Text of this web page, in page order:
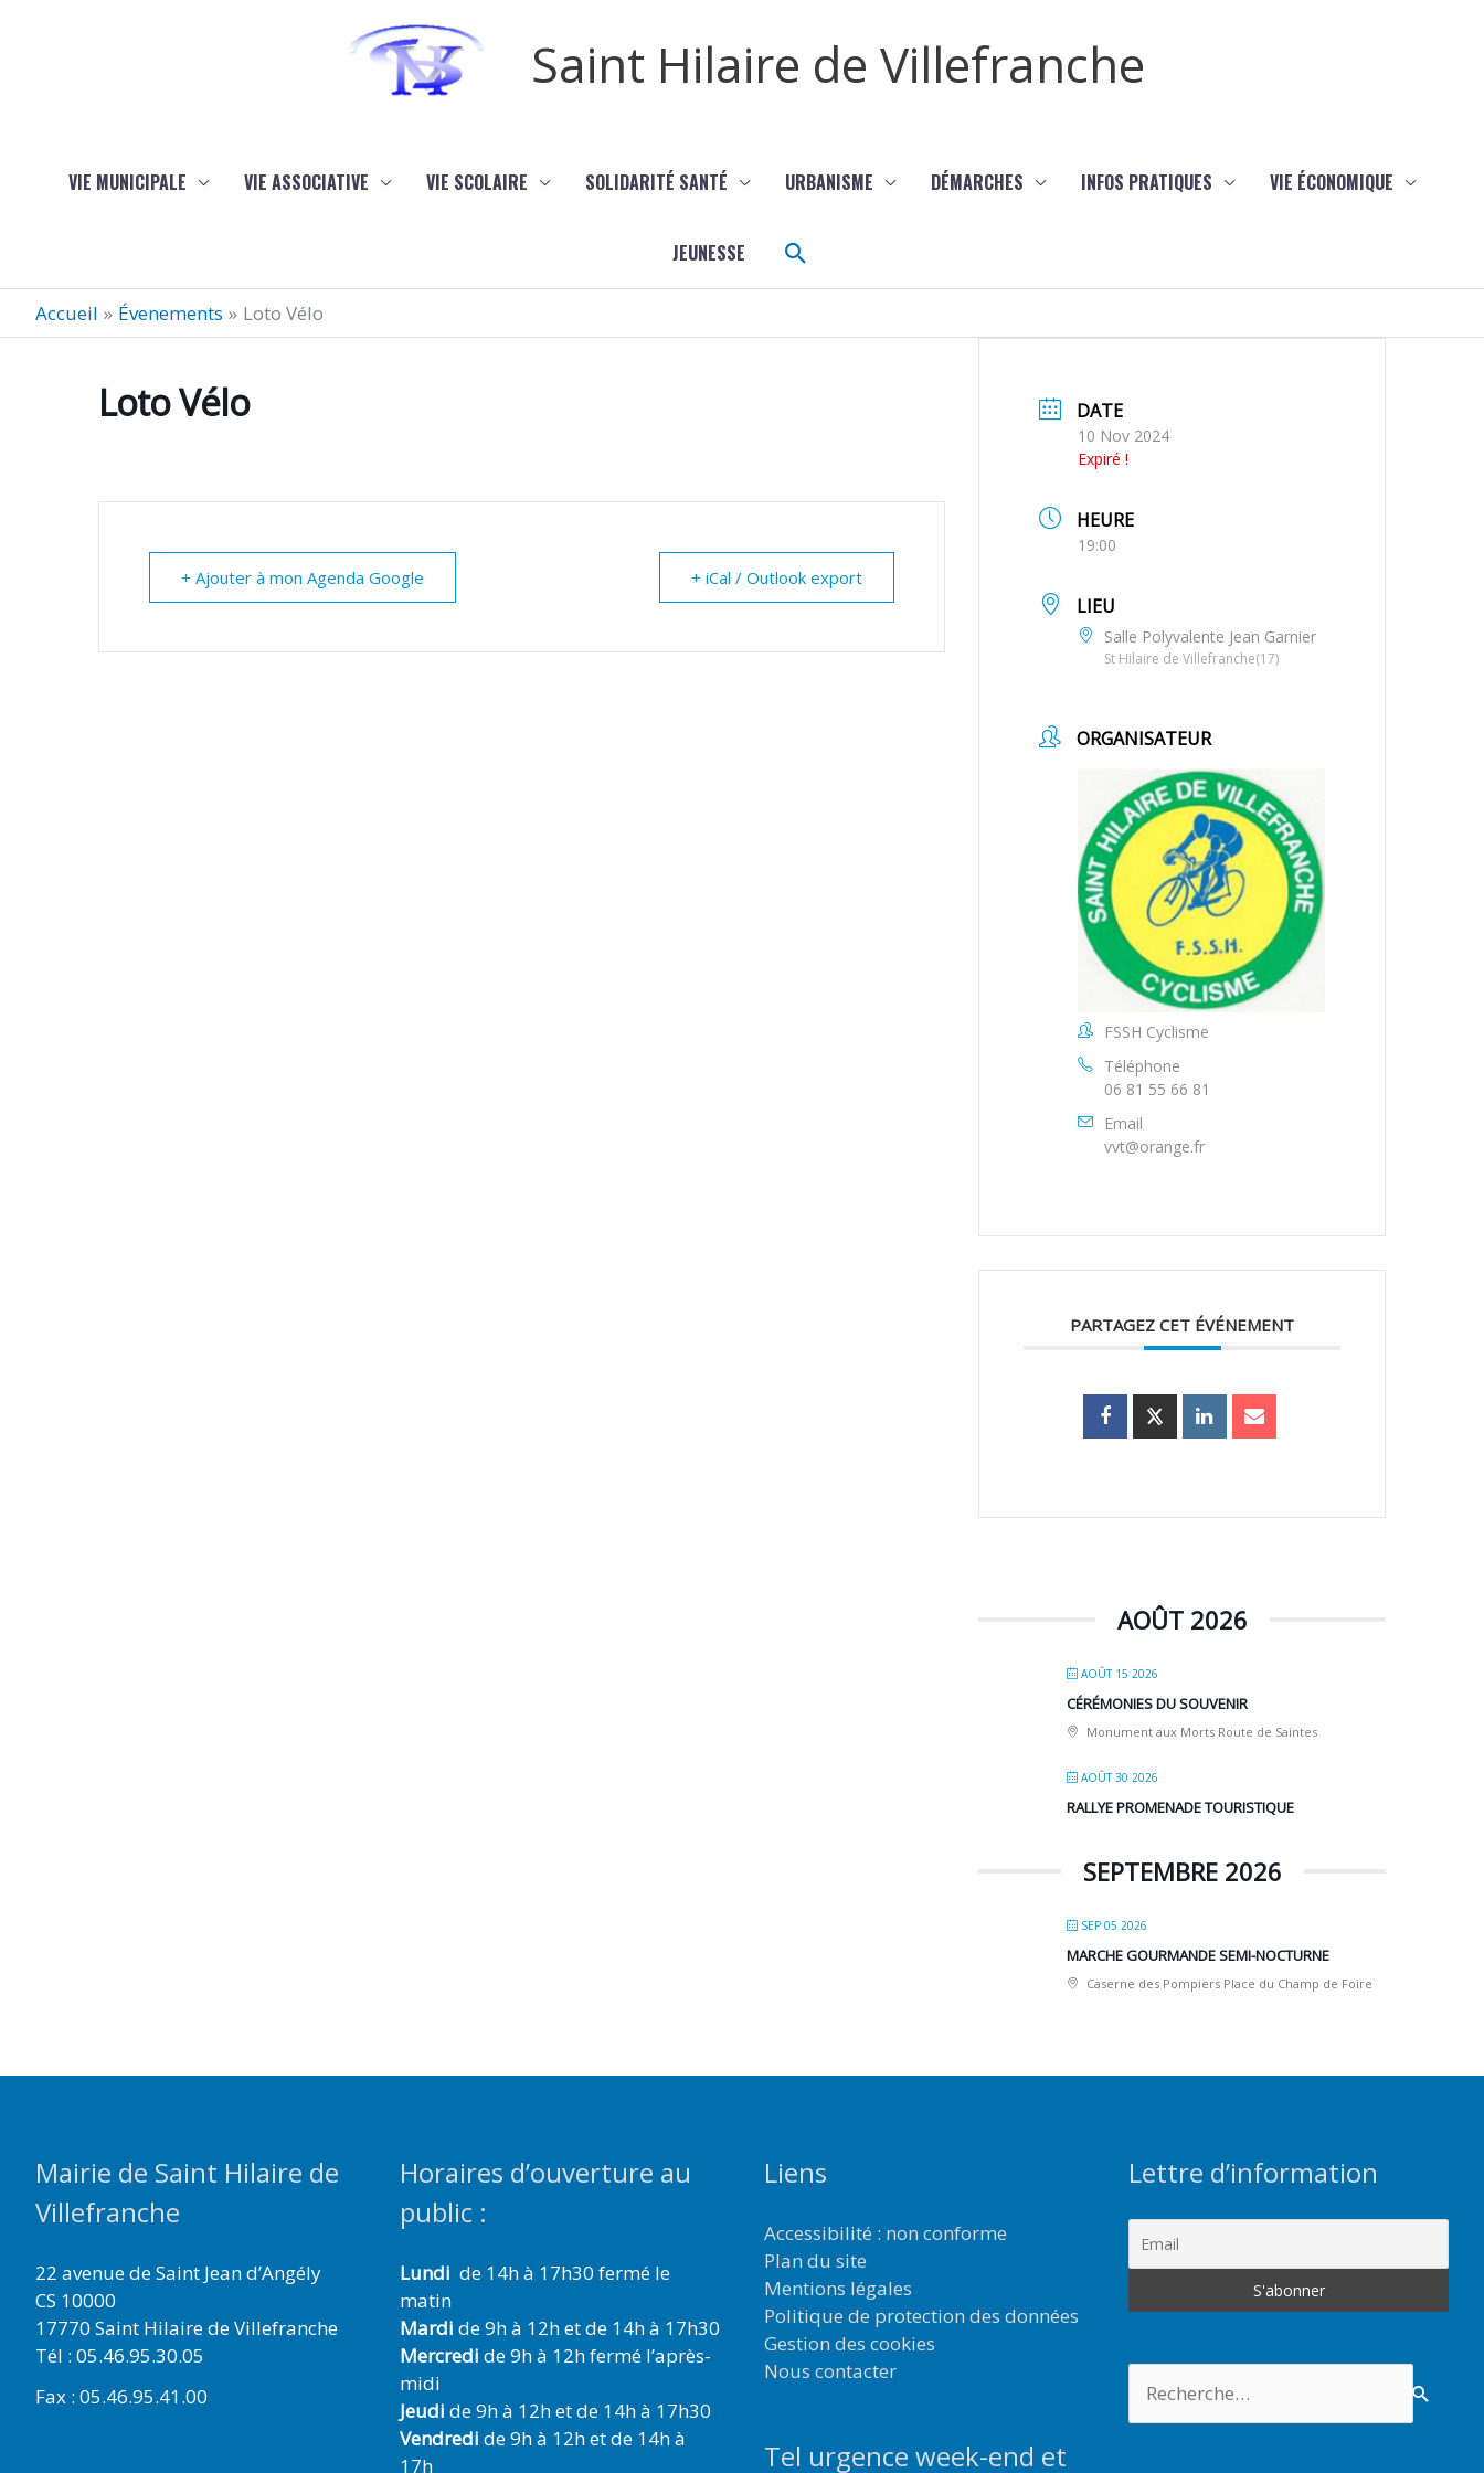
Saint Hilaire de Villefranche
VIE MUNICIPALE VIE ASSOCIATIVE VIE SCOLAIRE SOLIDARITÉ SANTÉ URBANISME DÉMARCHES INFOS PRATIQUES VIE ÉCONOMIQUE
JEUNESSE Rechercher
Accueil Évenements Loto Vélo
Loto Vélo
+ Ajouter à mon Agenda Google + iCal / Outlook export
DATE
10 Nov 2024
Expiré !
HEURE
19:00
LIEU
Salle Polyvalente Jean Garnier
St Hilaire de Villefranche(17)
ORGANISATEUR
FSSH Cyclisme
Téléphone
06 81 55 66 81
Email
vvt@orange.fr
PARTAGEZ CET ÉVÉNEMENT
AOÛT 2026
AOÛT 15 2026
CÉRÉMONIES DU SOUVENIR
Monument aux Morts Route de Saintes
AOÛT 30 2026
RALLYE PROMENADE TOURISTIQUE
SEPTEMBRE 2026
SEP 05 2026
MARCHE GOURMANDE SEMI-NOCTURNE
Caserne des Pompiers Place du Champ de Foire
Mairie de Saint Hilaire de
Villefranche
22 avenue de Saint Jean d’Angély
CS 10000
17770 Saint Hilaire de Villefranche
Tél : 05.46.95.30.05
Fax : 05.46.95.41.00
Horaires d’ouverture au
public :
Lundi de 14h à 17h30 fermé le
matin
Mardi de 9h à 12h et de 14h à 17h30
Mercredi de 9h à 12h fermé l’après-
midi
Jeudi de 9h à 12h et de 14h à 17h30
Vendredi de 9h à 12h et de 14h à
17h
Liens
Accessibilité : non conforme
Plan du site
Mentions légales
Politique de protection des données
Gestion des cookies
Nous contacter
Tel urgence week-end et
Lettre d’information